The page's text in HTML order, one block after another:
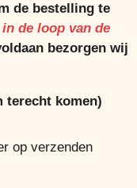
de bestelling te
de loop van de
bezorgen wij
terecht komen)
op verzenden